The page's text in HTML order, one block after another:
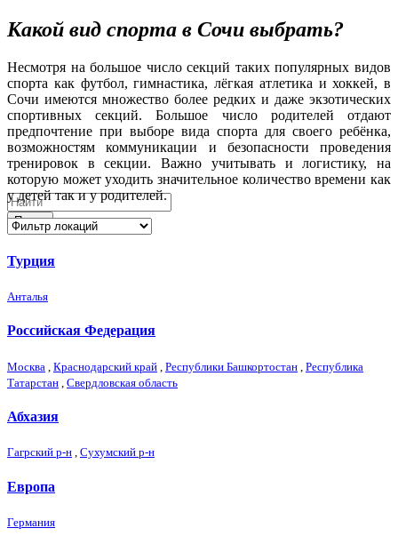
Поиск
Какой вид спорта в Сочи выбрать?
Несмотря на большое число секций таких популярных видов
спорта как футбол, гимнастика, лёгкая атлетика и хоккей, в
Сочи имеются множество более редких и даже экзотических
спортивных секций. Большое число родителей отдают
предпочтение при выборе вида спорта для своего ребёнка,
возможностям коммуникации и безопасности проведения
тренировок в секции. Важно учитывать и логистику, на
которую может уходить значительное количество времени как
у детей так и у родителей.
Турция
Анталья
Российская Федерация
Москва Краснодарский край Республики Башкортостан Республика
Татарстан Свердловская область
Абхазия
Гагрский р-н , Сухумский р-н
Европа
Германия